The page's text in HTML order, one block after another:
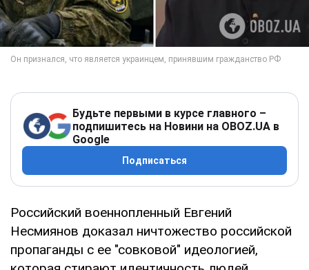
Будьте первыми в курсе главного –
подпишитесь на Новини на OBOZ.UA в
Google
Подписаться
Российский военнопленный Евгений
Несмиянов доказал ничтожество российской
пропаганды с ее "совковой" идеологией,